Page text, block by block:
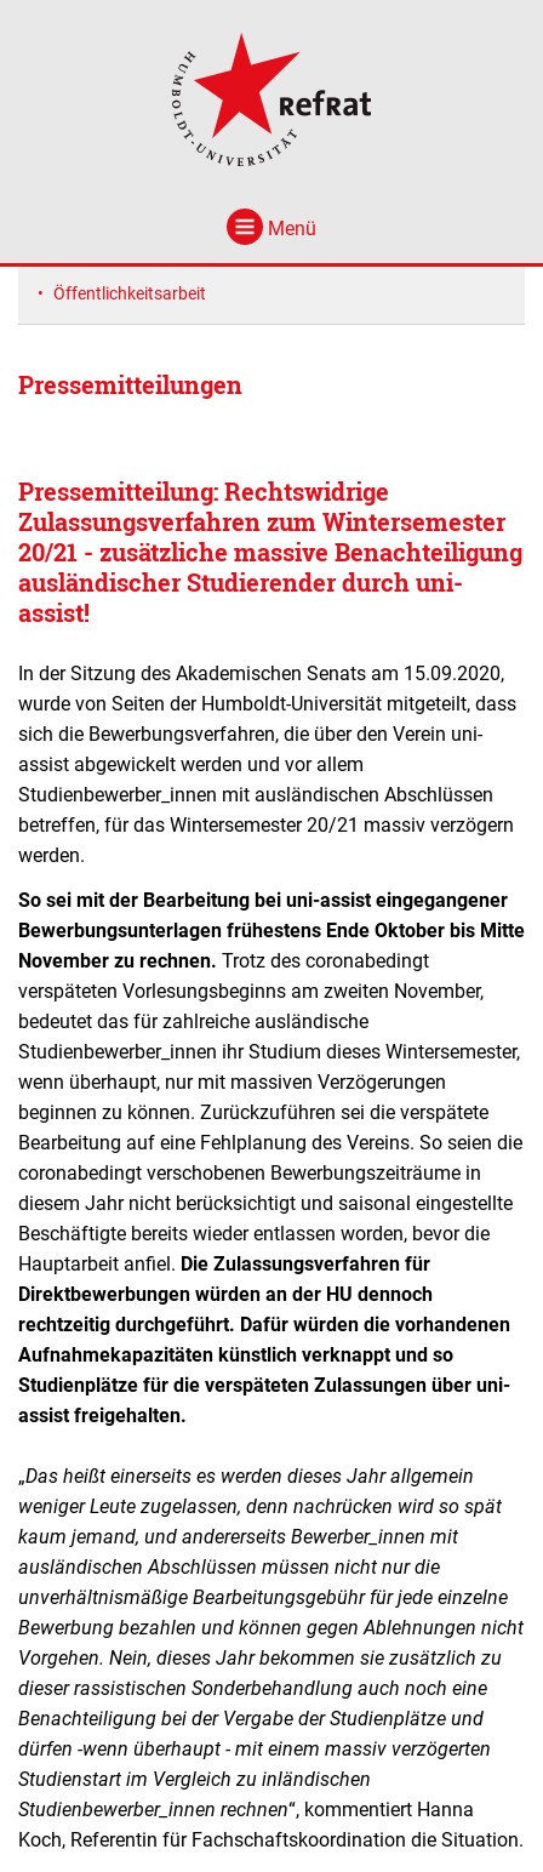
Menü
Öffentlichkeitsarbeit
Pressemitteilungen
Pressemitteilung: Rechtswidrige
Zulassungsverfahren zum Wintersemester
20/21 - zusätzliche massive Benachteiligung
ausländischer Studierender durch uni-
assist!
In der Sitzung des Akademischen Senats am 15.09.2020,
wurde von Seiten der Humboldt-Universität mitgeteilt, dass
sich die Bewerbungsverfahren, die über den Verein uni-
assist abgewickelt werden und vor allem
Studienbewerber_innen mit ausländischen Abschlüssen
betreffen, für das Wintersemester 20/21 massiv verzögern
werden.
So sei mit der Bearbeitung bei uni-assist eingegangener
Bewerbungsunterlagen frühestens Ende Oktober bis Mitte
November zu rechnen. Trotz des coronabedingt
verspäteten Vorlesungsbeginns am zweiten November,
bedeutet das für zahlreiche ausländische
Studienbewerber_innen ihr Studium dieses Wintersemester,
wenn überhaupt, nur mit massiven Verzögerungen
beginnen zu können. Zurückzuführen sei die verspätete
Bearbeitung auf eine Fehlplanung des Vereins. So seien die
coronabedingt verschobenen Bewerbungszeiträume in
diesem Jahr nicht berücksichtigt und saisonal eingestellte
Beschäftigte bereits wieder entlassen worden, bevor die
Hauptarbeit anfiel. Die Zulassungsverfahren für
Direktbewerbungen würden an der HU dennoch
rechtzeitig durchgeführt. Dafür würden die vorhandenen
Aufnahmekapazitäten künstlich verknappt und so
Studienplätze für die verspäteten Zulassungen über uni-
assist freigehalten.
„Das heißt einerseits es werden dieses Jahr allgemein
weniger Leute zugelassen, denn nachrücken wird so spät
kaum jemand, und andererseits Bewerber_innen mit
ausländischen Abschlüssen müssen nicht nur die
unverhältnismäßige Bearbeitungsgebühr für jede einzelne
Bewerbung bezahlen und können gegen Ablehnungen nicht
Vorgehen. Nein, dieses Jahr bekommen sie zusätzlich zu
dieser rassistischen Sonderbehandlung auch noch eine
Benachteiligung bei der Vergabe der Studienplätze und
dürfen -wenn überhaupt - mit einem massiv verzögerten
Studienstart im Vergleich zu inländischen
Studienbewerber_innen rechnen“, kommentiert Hanna
Koch, Referentin für Fachschaftskoordination die Situation.